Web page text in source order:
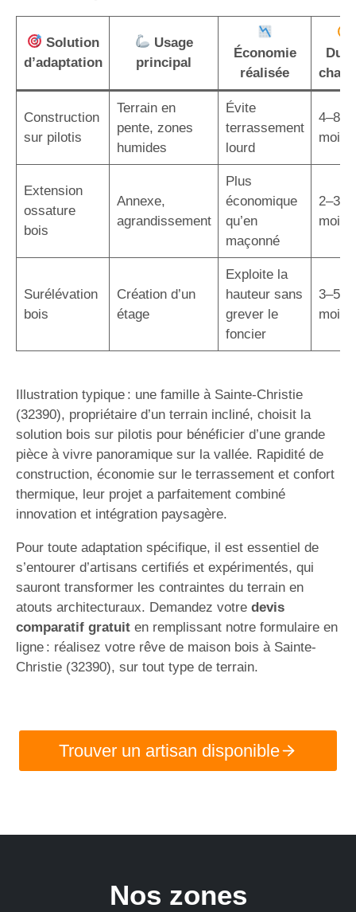
Solution
d’adaptation
Usage
principal
Économie
réalisée
Construction
sur pilotis
Terrain en
pente, zones
humides
Évite
terrassement
lourd
4–8
mois
Extension
ossature
bois
Annexe,
agrandissement
Plus
économique
qu’en
maçonné
2–3
mois
Surélévation
bois
Création d’un
étage
Exploite la
hauteur sans
grever le
foncier
3–5
mois
Illustration typique : une famille à Sainte-Christie
(32390), propriétaire d’un terrain incliné, choisit la
solution bois sur pilotis pour bénéficier d’une grande
pièce à vivre panoramique sur la vallée. Rapidité de
construction, économie sur le terrassement et confort
thermique, leur projet a parfaitement combiné
innovation et intégration paysagère.
Pour toute adaptation spécifique, il est essentiel de
s’entourer d’artisans certifiés et expérimentés, qui
sauront transformer les contraintes du terrain en
atouts architecturaux. Demandez votre devis
comparatif gratuit en remplissant notre formulaire en
ligne : réalisez votre rêve de maison bois à Sainte-
Christie (32390), sur tout type de terrain.
Trouver un artisan disponible
Nos zones